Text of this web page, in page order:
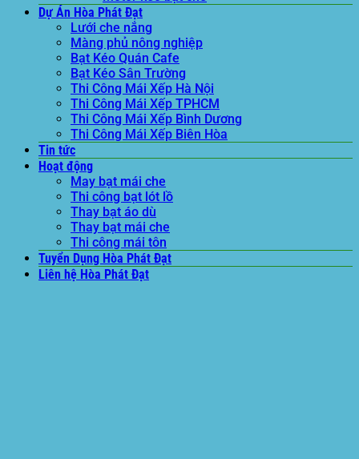
Dự Án Hòa Phát Đạt
Lưới che nắng
Màng phủ nông nghiệp
Bạt Kéo Quán Cafe
Bạt Kéo Sân Trường
Thi Công Mái Xếp Hà Nội
Thi Công Mái Xếp TPHCM
Thi Công Mái Xếp Bình Dương
Thi Công Mái Xếp Biên Hòa
Tin tức
Hoạt động
May bạt mái che
Thi công bạt lót lồ
Thay bạt áo dù
Thay bạt mái che
Thi công mái tôn
Tuyển Dụng Hòa Phát Đạt
Liên hệ Hòa Phát Đạt